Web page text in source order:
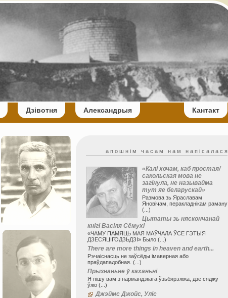
Дзівотня Александрыя Кантакт
а п о ш н і м ч а с а м н а м н а п і с а л а с я
«Калі хочам, каб простая/
сакольская мова не
загінула, не называйма
тут яе беларускай»
Размова зь Яраславам
Яновічам, перакладнікам раману
(...)
Цытаты зь няскончанай
кнігі Васіля Сёмухі
«ЧАМУ ПАМЯЦЬ МАЯ МАЎЧАЛА ЎСЕ ГЭТЫЯ
ДЗЕСЯЦІГОДЗЬДЗІ» Было (...)
There are more things in heaven and earth...
Рэчаіснасць не заўсёды імаверная або
праўдападобная. (...)
Прызнаньне ў каханьні
Я пішу вам з нармандзкага ўзьбярэжжа, дзе сяджу
ўжо (...)
Джэймс Джойс, Уліс